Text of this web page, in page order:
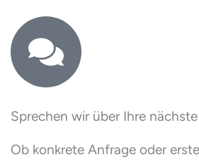
Sprechen wir über Ihre
Ob konkrete Anfrage oder